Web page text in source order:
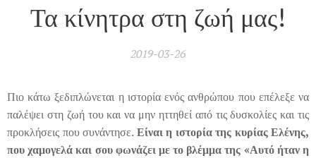
Τα κίνητρα στη ζωή μας!
2019-03-26
Πιο κάτω ξεδιπλώνεται η ιστορία ενός ανθρώπου που επέλεξε να
παλέψει στη ζωή του και να μην ηττηθεί από τις δυσκολίες και τις
προκλήσεις που συνάντησε.Είναι η ιστορία της κυρίας Ελένης,
που χαμογελά και σου φωνάζει με το βλέμμα της «Αυτό ήταν η